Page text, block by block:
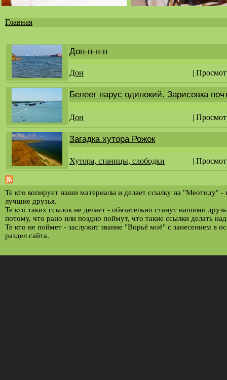
здесь
Главная
Дон-н-н-н
Дон |
Белеет парус одинокий. Зарисовка
Дон |
Загадка хутора Рожок
Хутора, станицы, слободки |
Те кто копирует наши материалы и делает ссылку на "Меотиду" -
лучшие друзья.
Те кто таких ссылок не делает - обязательно станут нашими
потому, что рано или поздно поймут, что такие ссылки делать
Те кто не поймет - заслужит звание "Ворьё моё" с занесением в
раздел сайта.